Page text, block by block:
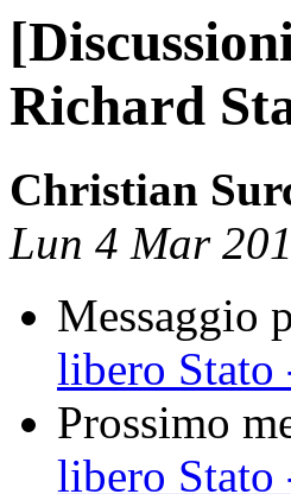
Richard
Christian
Lun 4 Mar
Messaggio
libero Stato
Prossimo
libero Stato